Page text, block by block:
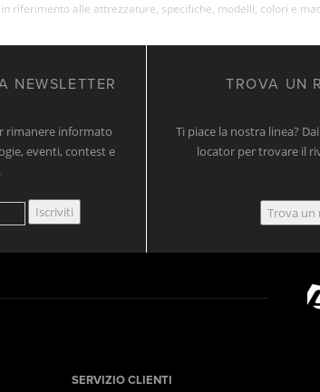
riferimento alle attrezzature, specifiche, modelli, colori e
NEWSLETTER
rimanere informato
eventi, contest e
Iscriviti
TROVA UN
Ti piace la nostra linea?
locator per trovare il
Trova
SERVIZIO CLIENTI